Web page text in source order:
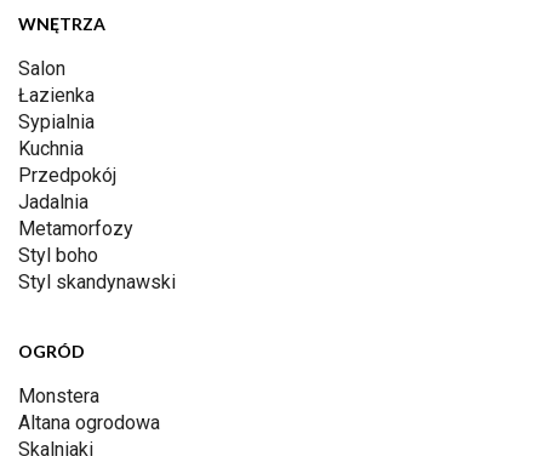
WNĘTRZA
Salon
Łazienka
Sypialnia
Kuchnia
Przedpokój
Jadalnia
Metamorfozy
Styl boho
Styl skandynawski
OGRÓD
Monstera
Altana ogrodowa
Skalniaki